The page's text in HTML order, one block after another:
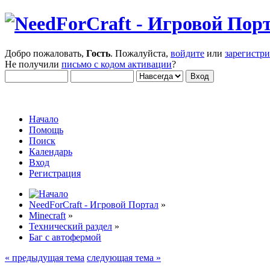
Добро пожаловать, Гость. Пожалуйста, войдите или
Не получили письмо с кодом активации?
Начало
Помощь
Поиск
Календарь
Вход
Регистрация
NeedForCraft - Игровой Портал »
Minecraft »
Технический раздел »
Баг с автофермой
« предыдущая тема следующая тема »